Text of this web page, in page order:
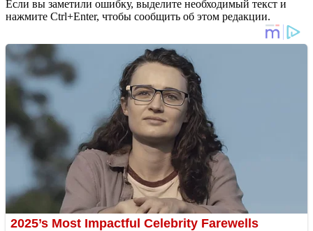
Если вы заметили ошибку, выделите необходимый текст и
нажмите Ctrl+Enter, чтобы сообщить об этом редакции.